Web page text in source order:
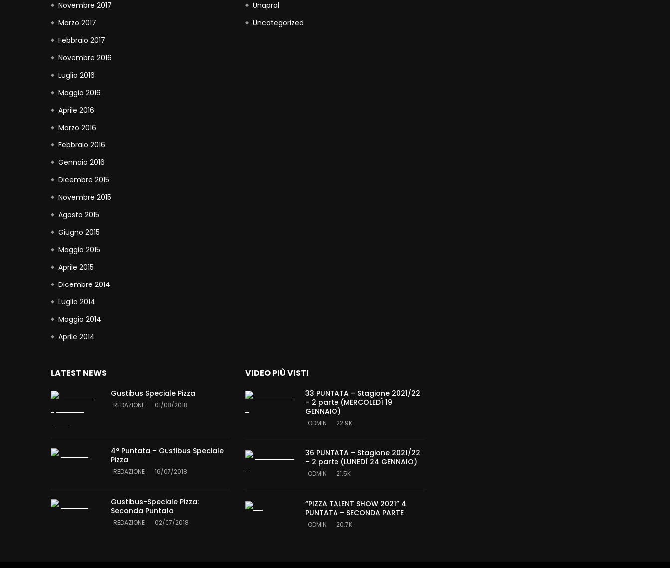
Novembre 2017
Marzo 2017
Febbraio 2017
Novembre 2016
Luglio 2016
Maggio 2016
Aprile 2016
Marzo 2016
Febbraio 2016
Gennaio 2016
Dicembre 2015
Novembre 2015
Agosto 2015
Giugno 2015
Maggio 2015
Aprile 2015
Dicembre 2014
Luglio 2014
Maggio 2014
Aprile 2014
Unaprol
Uncategorized
LATEST NEWS
Gustibus Speciale Pizza
REDAZIONE 01/08/2018
4° Puntata – Gustibus Speciale
Pizza
REDAZIONE 16/07/2018
Gustibus-Speciale Pizza:
Seconda Puntata
REDAZIONE 02/07/2018
VIDEO PIÙ VISTI
33 PUNTATA – Stagione 2021/22
– 2 parte (MERCOLEDÌ 19
GENNAIO)
ODMIN 22.9K
36 PUNTATA – Stagione 2021/22
– 2 parte (LUNEDÌ 24 GENNAIO)
ODMIN 21.5K
“PIZZA TALENT SHOW 2021” 4
PUNTATA – SECONDA PARTE
ODMIN 20.7K